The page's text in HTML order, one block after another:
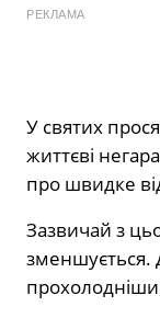
РЕКЛАМА
У святих
життєві
про швидке
Зазвичай з
зменшується.